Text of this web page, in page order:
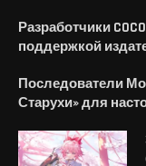
Разработчики
поддержкой
Последователи
Старухи» для